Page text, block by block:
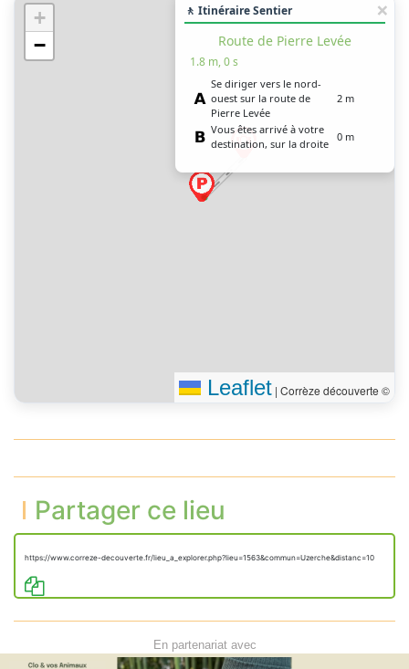
+
−
🚶 Itinéraire Sentier
Route de Pierre Levée
1.8 m, 0 s
Se diriger vers le nord-
ouest sur la route de
Pierre Levée
2 m
Vous êtes arrivé à votre
destination, sur la droite
0 m
Leaflet | Corrèze découverte ©
Partager ce lieu
https://www.correze-decouverte.fr/lieu_a_explorer.php?lieu=1563&commun=Uzerche&distanc=10
En partenariat avec